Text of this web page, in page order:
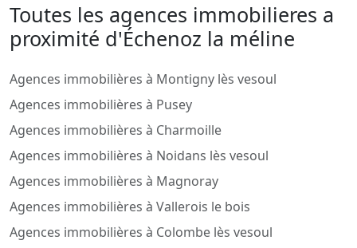
Toutes les agences immobilieres a
proximité d'Échenoz la méline
Agences immobilières à Montigny lès vesoul
Agences immobilières à Pusey
Agences immobilières à Charmoille
Agences immobilières à Noidans lès vesoul
Agences immobilières à Magnoray
Agences immobilières à Vallerois le bois
Agences immobilières à Colombe lès vesoul